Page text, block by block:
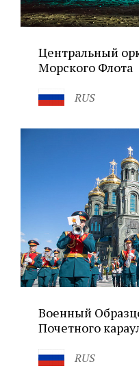
Центральный
Морского Флота
RUS
Военный
Почетного
RUS